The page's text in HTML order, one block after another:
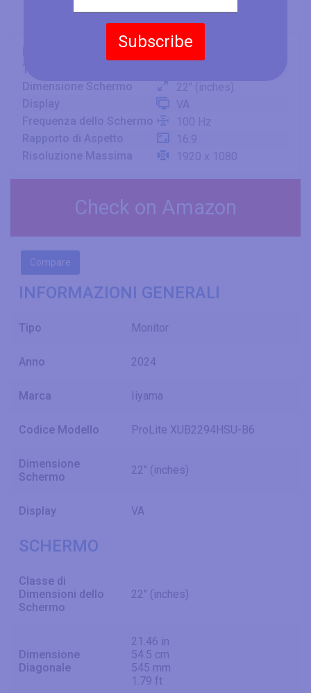
Subscribe
Dimensione Schermo
22" (inches)
Frequenza dello Schermo
100 Hz
Risoluzione Massima
1920 x 1080
Check on Amazon
Compare
INFORMAZIONI GENERALI
Tipo Monitor
Anno 2024
Marca Iiyama
Codice Modello ProLite XUB2294HSU-B6
Dimensione
Schermo
22" (inches)
Display VA
SCHERMO
Classe di
Dimensioni dello
Schermo
22" (inches)
Dimensione
Diagonale
21.46 in
54.5 cm
545 mm
1.79 ft